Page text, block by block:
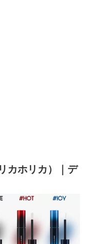
カホリカ）｜デ